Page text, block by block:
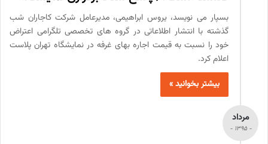
بسپار می نویسد، یروس ابراهیمی، مدیرعامل شرکت کاجاران شب
گذشته با انتشار اطلاعاتی در گروه های تخصصی تلگرامی اعتراض
خود را نسبت به قیمت اجاره بهای غرفه در نمایشگاه تهران پلاست
اعلام کرد.
بیشتر بخوانید »
مرداد
- 1395 -